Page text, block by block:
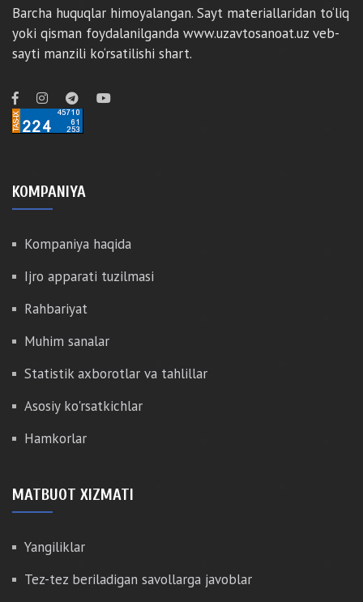
Barcha huquqlar himoyalangan. Sayt materiallaridan to‘liq
yoki qisman foydalanilganda www.uzavtosanoat.uz veb-
sayti manzili ko‘rsatilishi shart.
KOMPANIYA
Kompaniya haqida
Ijro apparati tuzilmasi
Rahbariyat
Muhim sanalar
Statistik axborotlar va tahlillar
Asosiy ko'rsatkichlar
Hamkorlar
MATBUOT XIZMATI
Yangiliklar
Tez-tez beriladigan savollarga javoblar